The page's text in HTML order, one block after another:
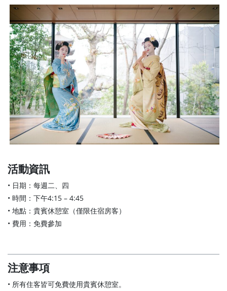
活動資訊
• 日期：每週二、四
• 時間：下午4:15 – 4:45
• 地點：貴賓休憩室（僅限住宿房客）
• 費用：免費參加
注意事項
• 所有住客皆可免費使用貴賓休憩室。